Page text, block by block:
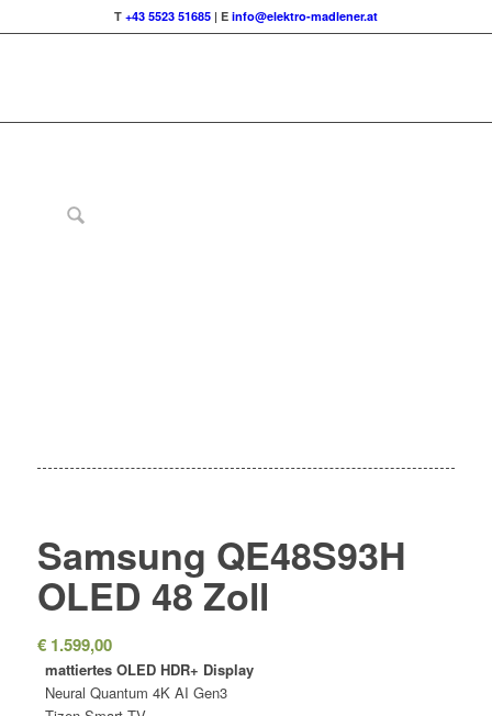
T +43 5523 51685| E info@elektro-madlener.at
Samsung QE48S93H
OLED 48 Zoll
€1.599,00
mattiertes OLED HDR+ Display
Neural Quantum 4K AI Gen3